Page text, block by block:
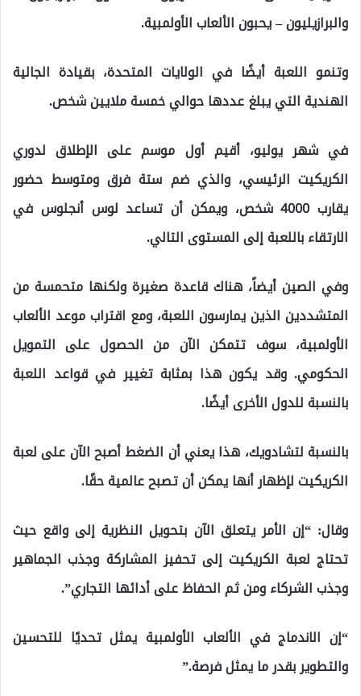
والبرازيليون – يحبون الألعاب الأولمبية.
وتنمو اللعبة أيضًا في الولايات المتحدة، بقيادة الجالية
الهندية التي يبلغ عددها حوالي خمسة ملايين شخص.
في شهر يوليو، أقيم أول موسم على الإطلاق لدوري
الكريكيت الرئيسي، والذي ضم ستة فرق ومتوسط ​​حضور
يقارب 4000 شخص، ويمكن أن تساعد لوس أنجلوس في
الارتقاء باللعبة إلى المستوى التالي.
وفي الصين أيضاً، هناك قاعدة صغيرة ولكنها متحمسة من
المتشددين الذين يمارسون اللعبة، ومع اقتراب موعد الألعاب
الأولمبية، سوف تتمكن الآن من الحصول على التمويل
الحكومي. وقد يكون هذا بمثابة تغيير في قواعد اللعبة
بالنسبة للدول الأخرى أيضًا.
بالنسبة لتشادويك، هذا يعني أن الضغط أصبح الآن على لعبة
الكريكيت لإظهار أنها يمكن أن تصبح عالمية حقًا.
وقال: “إن الأمر يتعلق الآن بتحويل النظرية إلى واقع حيث
تحتاج لعبة الكريكيت إلى تحفيز المشاركة وجذب الجماهير
وجذب الشركاء ومن ثم الحفاظ على أدائها التجاري”.
“إن الاندماج في الألعاب الأولمبية يمثل تحديًا للتحسين
والتطوير بقدر ما يمثل فرصة.”